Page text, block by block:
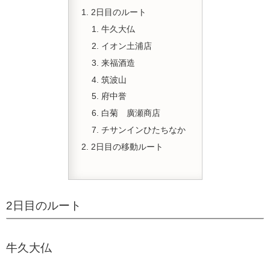
2日目のルート
牛久大仏
イオン土浦店
来福酒造
筑波山
府中誉
白菊 廣瀬商店
チサンインひたちなか
2日目の移動ルート
2日目のルート
牛久大仏